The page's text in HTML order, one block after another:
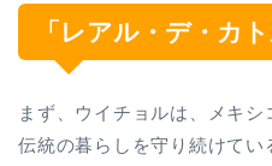
「レアル・デ・カ
まず、ウイチョルは、メキ
伝統の暮らしを守り続けて